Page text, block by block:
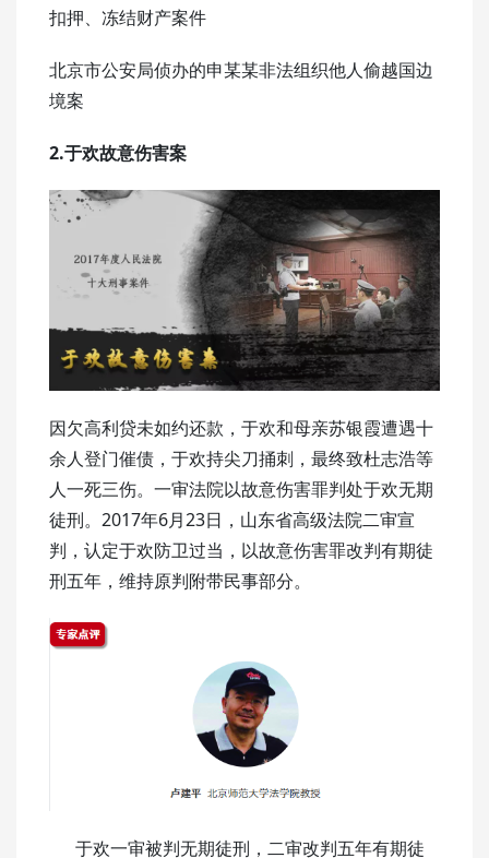
扣押、冻结财产案件
北京市公安局侦办的申某某非法组织他人偷越国边
境案
2.于欢故意伤害案
因欠高利贷未如约还款，于欢和母亲苏银霞遭遇十
余人登门催债，于欢持尖刀捅刺，最终致杜志浩等
人一死三伤。一审法院以故意伤害罪判处于欢无期
徒刑。2017年6月23日，山东省高级法院二审宣
判，认定于欢防卫过当，以故意伤害罪改判有期徒
刑五年，维持原判附带民事部分。
于欢一审被判无期徒刑，二审改判五年有期徒